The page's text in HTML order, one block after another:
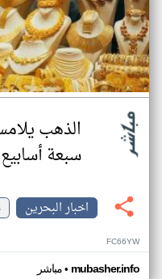
الذهب
سبعة أسابيع
اخبار البحرين
FC66YW
مباشر• mubasher.info